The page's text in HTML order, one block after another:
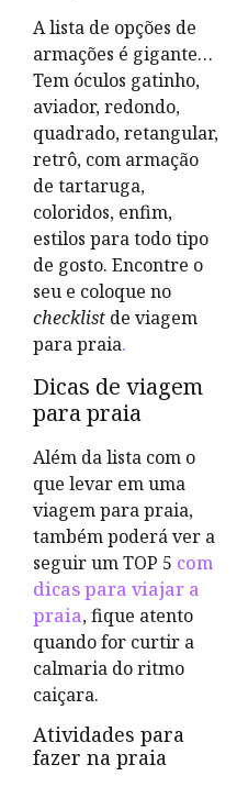
A lista de opções de
armações é gigante…
Tem óculos gatinho,
aviador, redondo,
quadrado, retangular,
retrô, com armação
de tartaruga,
coloridos, enfim,
estilos para todo tipo
de gosto. Encontre o
seu e coloque no
checklist de viagem
para praia.
Dicas de viagem
para praia
Além da lista com o
que levar em uma
viagem para praia,
também poderá ver a
seguir um TOP 5 com
dicas para viajar a
praia, fique atento
quando for curtir a
calmaria do ritmo
caiçara.
Atividades para
fazer na praia